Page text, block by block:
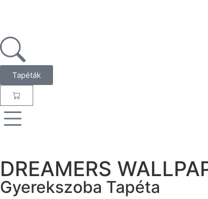
Tapéták
DREAMERS
Gyerekszoba Tapéta